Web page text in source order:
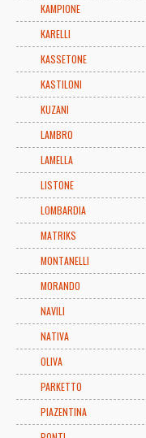
KAMPIONE
KARELLI
KASSETONE
KASTILONI
KUZANI
LAMBRO
LAMELLA
LISTONE
LOMBARDIA
MATRIKS
MONTANELLI
MORANDO
NAVILI
NATIVA
OLIVA
PARKETTO
PIAZENTINA